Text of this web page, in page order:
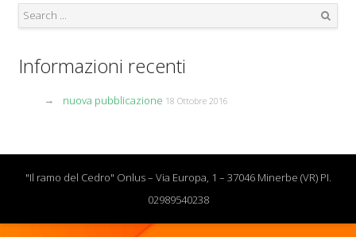
Informazioni recenti
nuova pubblicazione 18 Ottobre 2016
"Il ramo del Cedro" Onlus – Via Europa, 1 – 37046 Minerbe (VR) PI.
02989540238